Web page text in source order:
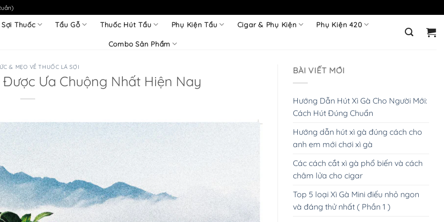
Thuốc Tẩu Gỗ Thuốc Hút Tẩu Phụ Kiện Tẩu Cigar & Phụ Kiện Phụ Kiện 420
Combo Sản Phẩm
& MẸO VỀ THUỐC LÁ SỢI
Ưa Chuộng Nhất Hiện Nay
BÀI VIẾT MỚI
Hướng Dẫn Hút Xì Gà Cho Người Mới:
Cách Hút Đúng Chuẩn
Hướng dẫn hút xì gà đúng cách cho
anh em mới chơi xì gà
Các cách cắt xì gà phổ biến và cách
châm lửa cho cigar
Top 5 loại Xì Gà Mini điếu nhỏ ngon
và đáng thử nhất ( Phần 1 )